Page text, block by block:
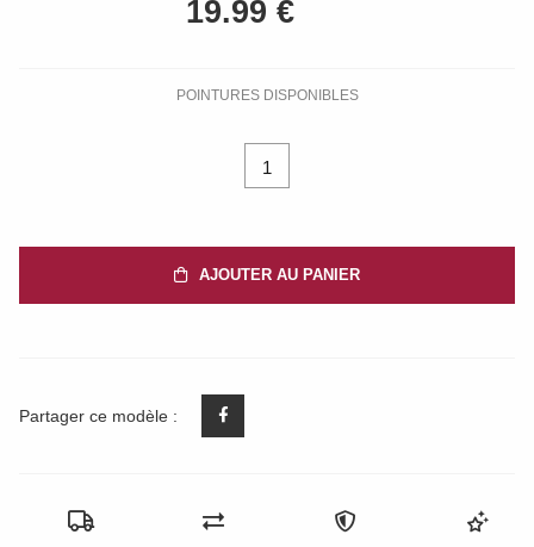
POINTURES DISPONIBLES
1
AJOUTER AU PANIER
Partager ce modèle :